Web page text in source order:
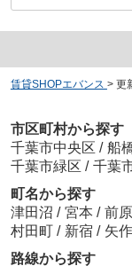
賃貸SHOPエバンス > 更
市区町村から探す
千葉市中央区 / 船
千葉市緑区 / 千葉
町名から探す
津田沼 / 宮本 / 前
村田町 / 新宿 / 矢作
路線から探す